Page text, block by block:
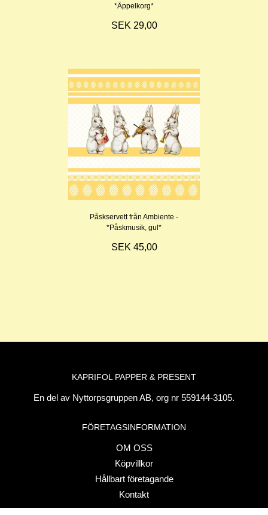
*Äppelkorg*
SEK 29,00
Påskservett från Ambiente -
*Påskmusik, gul*
SEK 45,00
KAPRIFOL PAPPER & PRESENT
En del av Nyttorpsgruppen AB, org nr 559144-3105.
FÖRETAGSINFORMATION
OM OSS
Köpvillkor
Hållbart företagande
Kontakt